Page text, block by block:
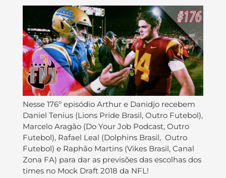
Nesse 176º episódio Arthur e Danidjo recebem
Daniel Tenius (Lions Pride Brasil, Outro Futebol),
Marcelo Aragão (Do Your Job Podcast, Outro
Futebol), Rafael Leal (Dolphins Brasil, Outro
Futebol) e Raphão Martins (Vikes Brasil, Canal
Zona FA) para dar as previsões das escolhas dos
times no Mock Draft 2018 da NFL!